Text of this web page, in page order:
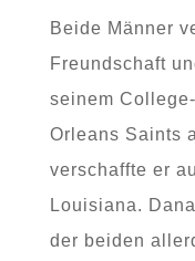
Beide Männer
Freundschaft
seinem
Orleans Saints
verschaffte er
Louisiana.
der beiden